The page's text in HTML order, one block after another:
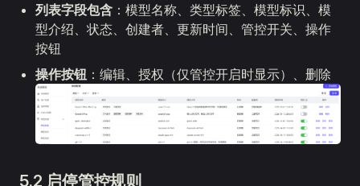
列表字段包含 ：模型名称、类型标签、模型标识、模
型介绍、状态、创建者、更新时间、管控开关、操作
按钮
操作按钮 ：编辑、授权（仅管控开启时显示）、删除
5.2 启停管控规则